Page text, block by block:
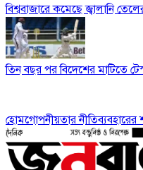
বিশ্ববাজারে কমেছে জ্বালানি
তিন বছর পর বিদেশের মাটিতে
হোমগোপনীয়তার নীতিব্যবহারের